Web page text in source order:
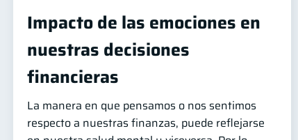
Impacto de las emociones en
nuestras decisiones
financieras
La manera en que pensamos o nos sentimos
respecto a nuestras finanzas, puede reflejarse